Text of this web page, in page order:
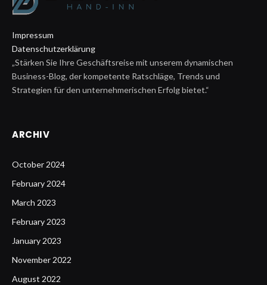
Impressum
Datenschutzerklärung
„Stärken Sie Ihre Geschäftsreise mit unserem dynamischen
Business-Blog, der kompetente Ratschläge, Trends und
Strategien für den unternehmerischen Erfolg bietet.“
ARCHIV
October 2024
February 2024
March 2023
February 2023
January 2023
November 2022
August 2022